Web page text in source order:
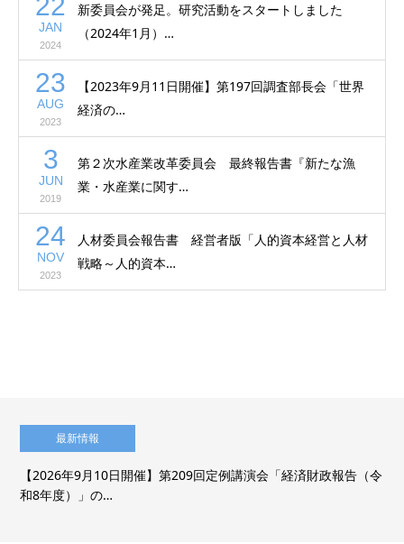
JAN
2024
新委員会が発足。研究活動をスタートしました
（2024年1月）…
23
AUG
2023
【2023年9月11日開催】第197回調査部長会「世界
経済の…
3
JUN
2019
第２次水産業改革委員会 最終報告書『新たな漁
業・水産業に関す…
24
NOV
2023
人材委員会報告書 経営者版「人的資本経営と人材
戦略～人的資本…
最新情報
【2026年9月10日開催】第209回定例講演会「経済財政報告（令
和8年度）」の…